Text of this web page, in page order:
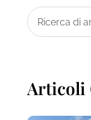
Articoli